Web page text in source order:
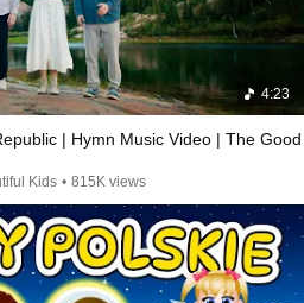
4:23
| Hymn Music Video | The Good
Kids • 815K views